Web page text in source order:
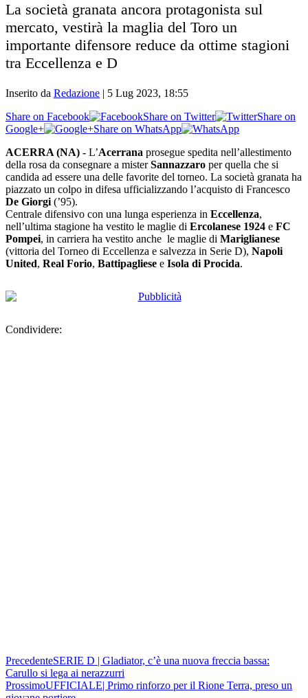
La società granata ancora protagonista sul
mercato, vestirà la maglia del Toro un
importante difensore reduce da ottime stagioni
tra Eccellenza e D
Inserito da Redazione | 5 Lug 2023, 18:55
Share on Facebook
Share on Twitter
Share on
Google+
Share on WhatsApp
ACERRA (NA) - L’Acerrana prosegue spedita nell’allestimento
della rosa da consegnare a misterSannazzaro per quella che si
candida ad essere una delle favorite del torneo. La società granata ha
piazzato un colpo in difesa ufficializzando l’acquisto di Francesco
De Giorgi (’95).
Centrale difensivo con una lunga esperienza in Eccellenza,
nell’ultima stagione ha vestito le maglie di Ercolanese 1924 e FC
Pompei, in carriera ha vestito anche le maglie di Mariglianese
(vittoria del Torneo di Eccellenza e salvezza in Serie D), Napoli
United, Real Forio, Battipagliese e Isola di Procida.
Condividere:
PrecedenteSERIE D | Gladiator, c’è una nuova freccia bassa:
Carullo si lega ai nerazzurri
ProssimoUFFICIALE| Primo rinforzo per il Rione Terra, preso un